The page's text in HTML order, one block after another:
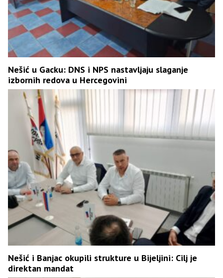
Nešić u Gacku: DNS i NPS nastavljaju slaganje
izbornih redova u Hercegovini
Nešić i Banjac okupili strukture u Bijeljini: Cilj je
direktan mandat